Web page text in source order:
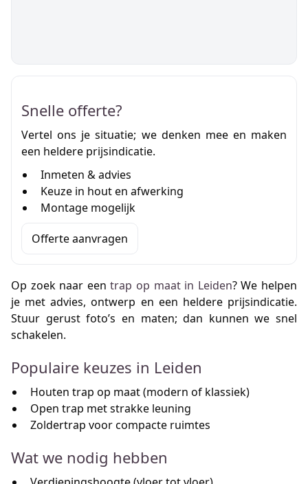
Snelle offerte?
Vertel ons je situatie; we denken mee en maken
een heldere prijsindicatie.
Inmeten & advies
Keuze in hout en afwerking
Montage mogelijk
Offerte aanvragen
Op zoek naar eentrap op maat in Leiden? We helpen
je met advies, ontwerp en een heldere prijsindicatie.
Stuur gerust foto’s en maten; dan kunnen we snel
schakelen.
Populaire keuzes in Leiden
Houten trap op maat (modern of klassiek)
Open trap met strakke leuning
Zoldertrap voor compacte ruimtes
Wat we nodig hebben